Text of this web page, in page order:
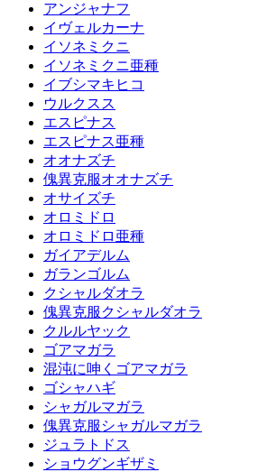
アンジャナフ
イヴェルカーナ
イソネミクニ
イソネミクニ亜種
イブシマキヒコ
ウルクスス
エスピナス
エスピナス亜種
オオナズチ
傀異克服オオナズチ
オサイズチ
オロミドロ
オロミドロ亜種
ガイアデルム
ガランゴルム
クシャルダオラ
傀異克服クシャルダオラ
クルルヤック
ゴアマガラ
混沌に呻くゴアマガラ
ゴシャハギ
シャガルマガラ
傀異克服シャガルマガラ
ジュラトドス
ショウグンギザミ